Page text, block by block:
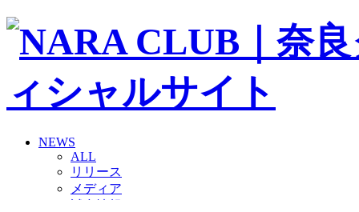
NEWS
ALL
リリース
メディア